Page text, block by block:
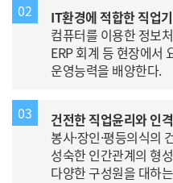
02
IT환경에 적합한 직업
컴퓨터를 이용한 정보
ERP 회계 등 현장에서
운영능력을 배양한다.
03
건전한 직업윤리와 인
봉사·장인·평등의식의
성숙한 인간관계의 형
다양한 구성원을 대하